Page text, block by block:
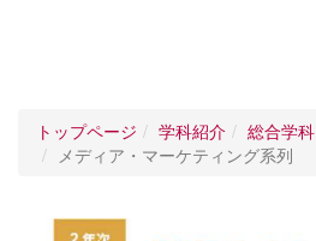
トップページ 学科紹介
総合学科
メディア・マーケティング系列